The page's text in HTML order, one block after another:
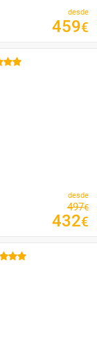
desde
459€
desde
497€
432€